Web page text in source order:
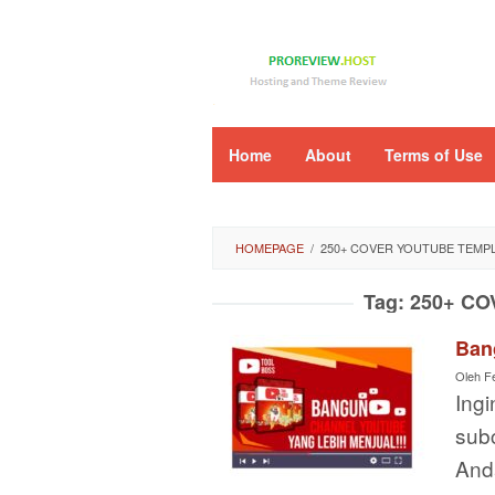
Home About Terms of Use
HOMEPAGE / 250+ COVER YOUTUBE
Tag: 250+
Oleh